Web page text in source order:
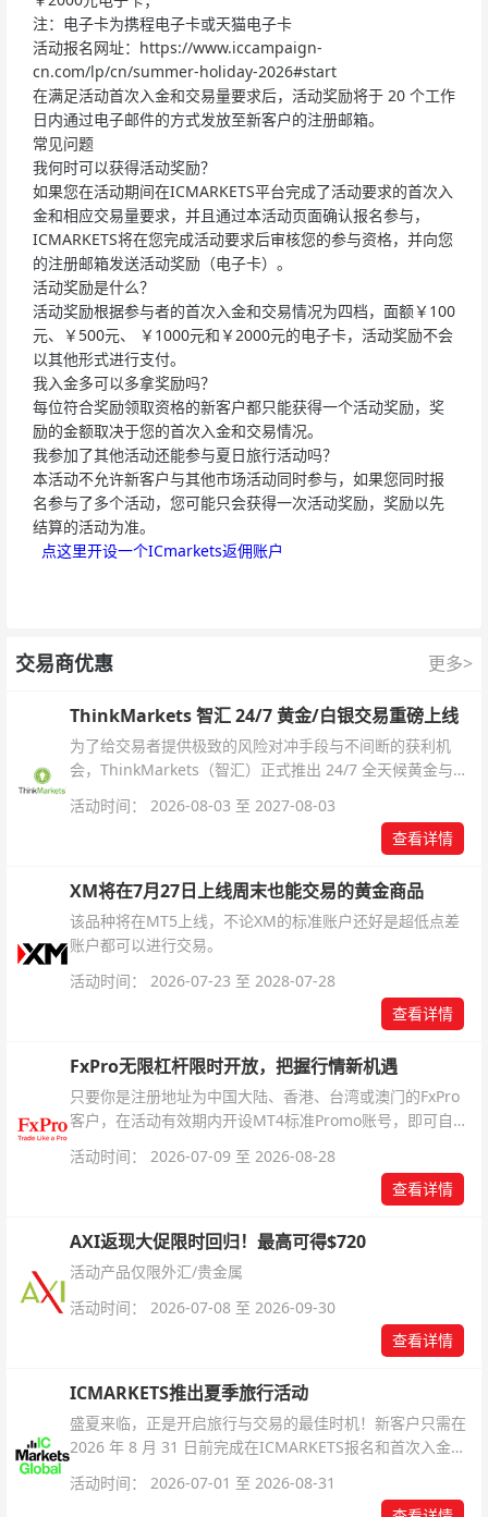
注：电子卡为携程电子卡或天猫电子卡
活动报名网址：https://www.iccampaign-
cn.com/lp/cn/summer-holiday-2026#start
在满足活动首次入金和交易量要求后，活动奖励将于 20 个工作
日内通过电子邮件的方式发放至新客户的注册邮箱。
常见问题
我何时可以获得活动奖励？
如果您在活动期间在ICMARKETS平台完成了活动要求的首次入
金和相应交易量要求，并且通过本活动页面确认报名参与，
ICMARKETS将在您完成活动要求后审核您的参与资格，并向您
的注册邮箱发送活动奖励（电子卡）。
活动奖励是什么？
活动奖励根据参与者的首次入金和交易情况为四档，面额￥100
元、￥500元、 ￥1000元和￥2000元的电子卡，活动奖励不会
以其他形式进行支付。
我入金多可以多拿奖励吗？
每位符合奖励领取资格的新客户都只能获得一个活动奖励，奖
励的金额取决于您的首次入金和交易情况。
我参加了其他活动还能参与夏日旅行活动吗？
本活动不允许新客户与其他市场活动同时参与，如果您同时报
名参与了多个活动，您可能只会获得一次活动奖励，奖励以先
结算的活动为准。
点这里开设一个ICmarkets返佣账户
交易商优惠 更多>
ThinkMarkets 智汇 24/7 黄金/白银交易重磅上线
为了给交易者提供极致的风险对冲手段与不间断的获利机
会，ThinkMarkets（智汇）正式推出 24/7 全天候黄金与白
杆配置、支持软件及交易细则。
活动时间： 2026-08-03 至 2027-08-03
查看详情
XM将在7月27日上线周末也能交易的黄金商品
该品种将在MT5上线，不论XM的标准账户还好是超低点差
账户都可以进行交易。
活动时间： 2026-07-23 至 2028-07-28
查看详情
FxPro无限杠杆限时开放，把握行情新机遇
只要你是注册地址为中国大陆、香港、台湾或澳门的FxPro
客户，在活动有效期内开设MT4标准Promo账号，即可自动
活动时间： 2026-07-09 至 2026-08-28
查看详情
AXI返现大促限时回归！最高可得$720
活动产品仅限外汇/贵金属
活动时间： 2026-07-08 至 2026-09-30
查看详情
ICMARKETS推出夏季旅行活动
盛夏来临，正是开启旅行与交易的最佳时机！新客户只需在
2026 年 8 月 31 日前完成在ICMARKETS报名和首次入金即
活动时间： 2026-07-01 至 2026-08-31